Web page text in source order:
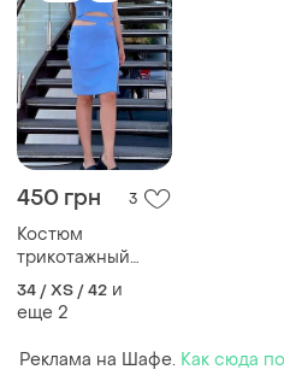
450 грн 3
Костюм
трикотажный
рубчик 42-46 р.
34 / XS / 42 и
еще 2
Реклама на Шафе. Как сюда